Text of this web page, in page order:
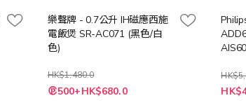
樂聲牌 - 0.7公升 IH磁應西施
電飯煲 SR-AC071 (黑色/白
色)
HK$1,480.0
500+HK$680.0
特
殊